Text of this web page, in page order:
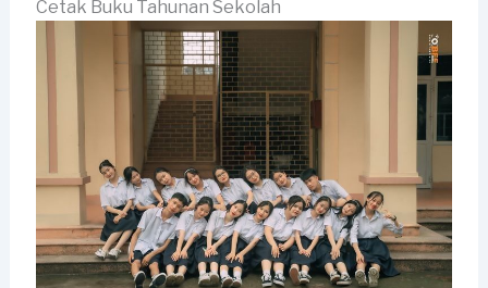
Cetak Buku Tahunan Sekolah